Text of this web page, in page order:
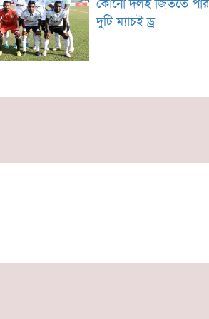
কোনো দলই জিততে
দুটি ম্যাচই ড্র